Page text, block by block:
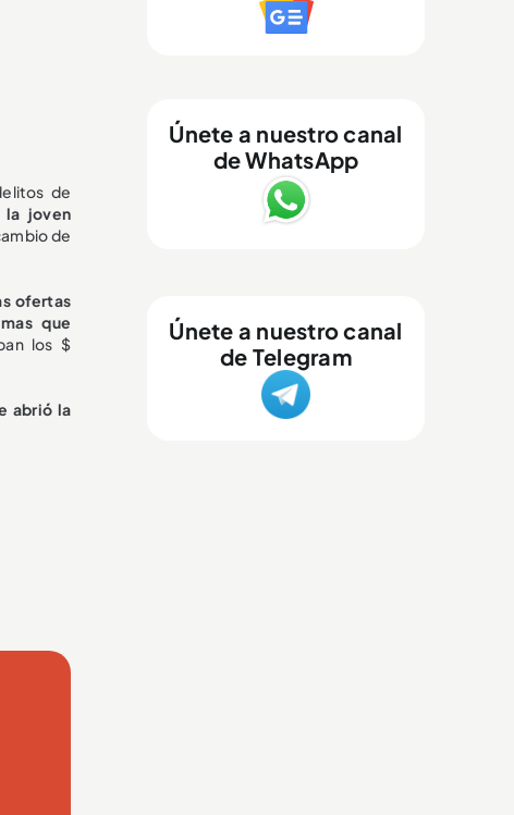
de
la joven
de
ofertas
que
los $
abrió la
Únete a nuestro canal
de WhatsApp
Únete a nuestro canal
de Telegram